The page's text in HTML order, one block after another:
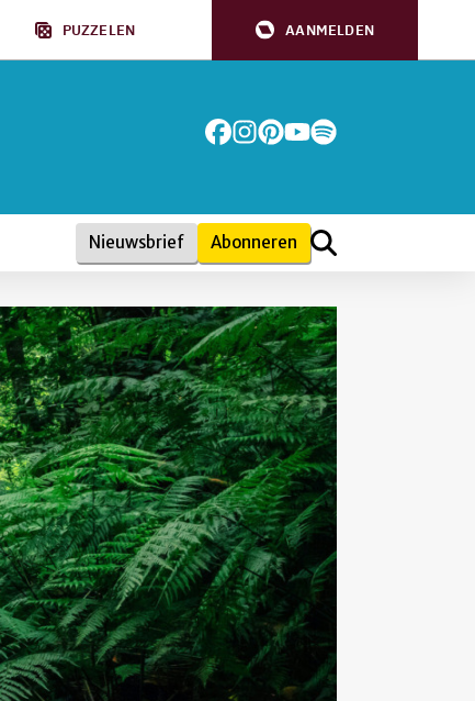
PUZZELEN AANMELDEN
Nieuwsbrief Abonneren